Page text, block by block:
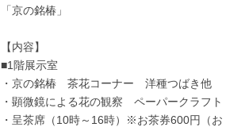
「京の銘椿」
【内容】
■1階展示室
・京の銘椿 茶花コーナー 洋種つばき他
・顕微鏡による花の観察 ペーパークラフト
・呈茶席（10時～16時）※お茶券600円（お